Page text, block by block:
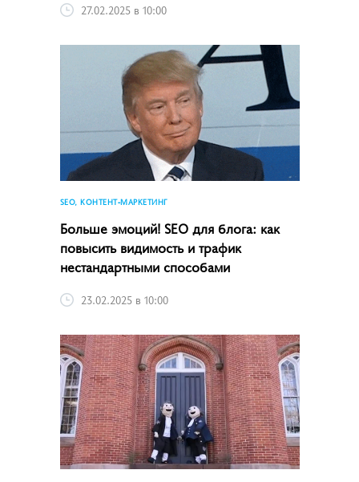
27.02.2025 в 10:00
SEO, КОНТЕНТ-МАРКЕТИНГ
Больше эмоций! SEO для блога: как
повысить видимость и трафик
нестандартными способами
23.02.2025 в 10:00